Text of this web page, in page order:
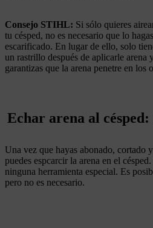
Consejo STIHL: Si sólo quieres
tu césped, no es necesario que lo
escarificado. En lugar de ello, solo
un rastrillo después de aplicarle
garantizas que la arena penetre en los
Echar arena al
Una vez que hayas abonado, cortado
puedes espcarcir la arena en el
ninguna herramienta especial. Es
pero no es necesario.